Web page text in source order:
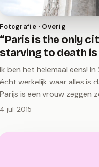
Fotografie · Overig
“Paris is the only
starving to death
Ik ben het helemaal eens!
écht werkelijk waar alles is
Parijs is een vrouw zeggen
4 juli 2015